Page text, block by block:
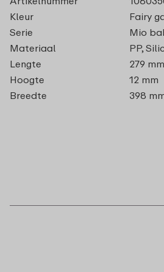
Kleur
Fairy
Serie
Mio
Materiaal
PP,
Lengte
279 mm
Hoogte
12 mm
Breedte
398